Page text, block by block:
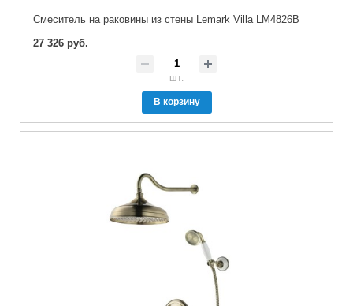
Cмеситель на раковины из стены Lemark Villa LM4826B
27 326 руб.
шт.
В корзину